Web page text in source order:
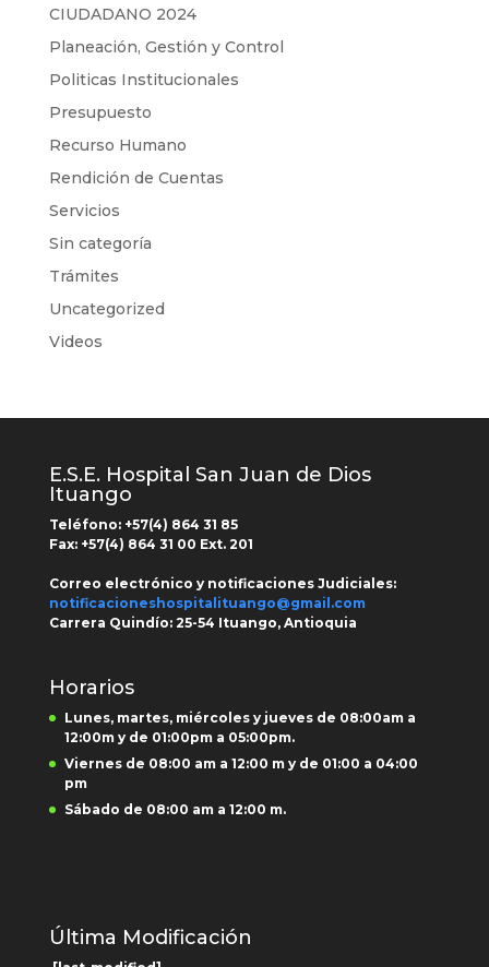
CIUDADANO 2024
Planeación, Gestión y Control
Politicas Institucionales
Presupuesto
Recurso Humano
Rendición de Cuentas
Servicios
Sin categoría
Trámites
Uncategorized
Videos
E.S.E. Hospital San Juan de Dios
Ituango
Teléfono: +57(4) 864 31 85
Fax: +57(4) 864 31 00 Ext.201
Correo electrónico y notificaciones Judiciales:
notificacioneshospitalituango@gmail.com
Carrera Quindío:25-54 Ituango, Antioquia
Horarios
Lunes, martes, miércoles y jueves de 08:00am a
12:00m y de 01:00pm a 05:00pm.
Viernes de 08:00 am a 12:00 m y de 01:00 a 04:00
pm
Sábado de 08:00 am a 12:00 m.
Última Modificación